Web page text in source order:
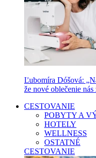
Ľubomíra Dóšová:
že nové oblečenie nás
CESTOVANIE
POBYTY A
HOTELY
WELLNESS
OSTATNÉ
CESTOVANIE